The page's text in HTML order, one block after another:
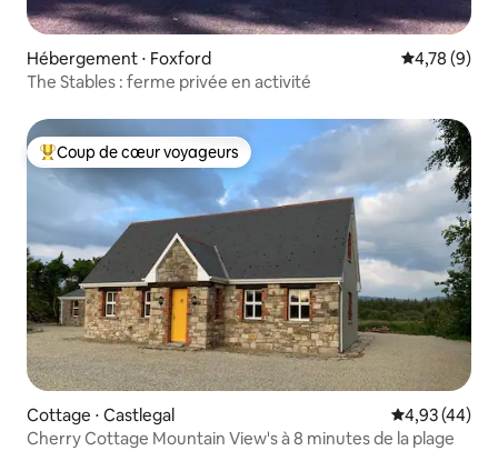
Hébergement ⋅ Foxford Évaluation
4,78 (9)
The Stables : ferme privée en activité
Coups de cœur voyageurs les plus appréciés
Coup de cœur voyageurs
Cottage ⋅ Castlegal Évaluation
4,93 (44)
Cherry Cottage Mountain View's à 8 minutes de la plage